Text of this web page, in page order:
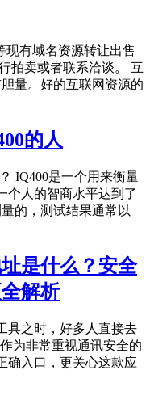
现有域名资源转让出售
拍卖或者联系洽谈。 互
量。好的互联网资源的
的人
IQ400是一个用来衡量
个人的智商水平达到了
的，测试结果通常以
是什么？安全
解析
具之时，好多人直接去
为非常重视通讯安全的
确入口，更关心这款应